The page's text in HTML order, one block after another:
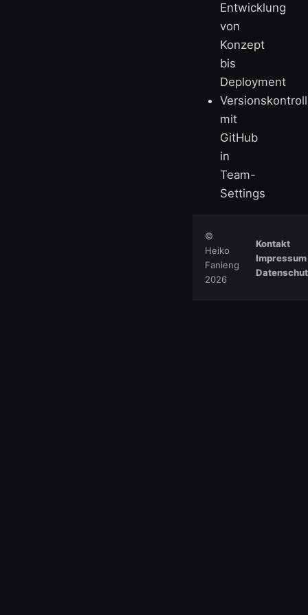
Entwicklung
von
Konzept
bis
Deployment
mit
GitHub
in
Team-
Settings
©
Heiko
Fanieng
2026
Kontakt
Impressum